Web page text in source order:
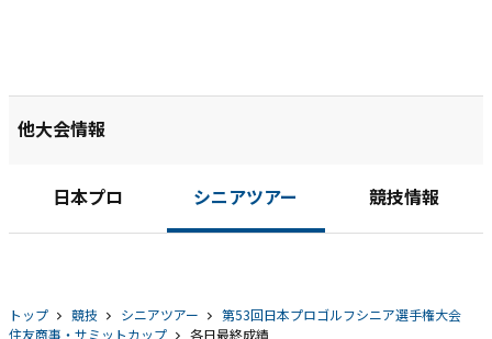
他大会情報
日本プロ シニアツアー 競技情報
トップ 競技 シニアツアー
第53回日本プロゴルフシニア選手権大会
住友商事・サミットカップ
各日最終成績